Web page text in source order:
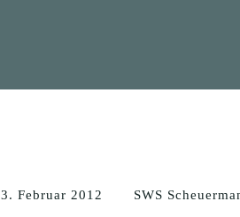
3. Februar 2012 SWS